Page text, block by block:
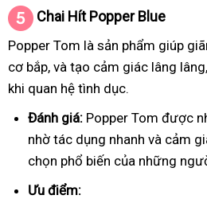
Chai HítPopper Blue
Popper Tom là sản phẩm giúp
cơ bắp, và tạo cảm giác lâng
khi quan hệ tình dục.
Đánh giá: Popper Tom được
nhờ tác dụng nhanh và cảm
chọn phổ biến của những
Ưu điểm: